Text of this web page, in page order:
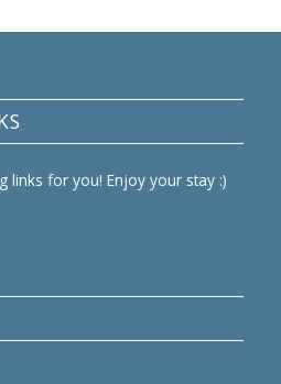
links for you! Enjoy your stay :)